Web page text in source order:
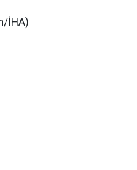
İHA)